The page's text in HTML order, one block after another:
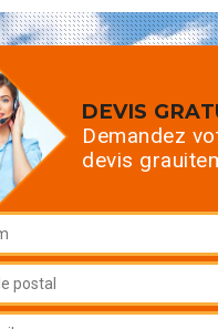
DEVIS
Demandez
devis